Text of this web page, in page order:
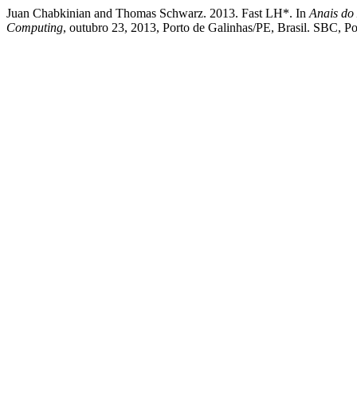
Juan Chabkinian and Thomas Schwarz. 2013. Fast LH*. In Anais
Computing, outubro 23, 2013, Porto de Galinhas/PE, Brasil. SBC,